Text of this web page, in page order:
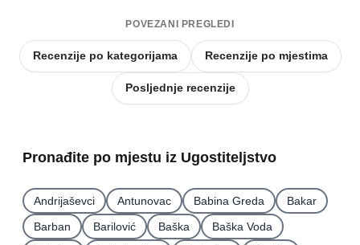
POVEZANI PREGLEDI
Recenzije po kategorijama Recenzije po mjestima
Posljednje recenzije
Pronađite po mjestu iz Ugostiteljstvo
Andrijaševci Antunovac Babina Greda
Bakar
Barban
Barilović Baška
Baška Voda